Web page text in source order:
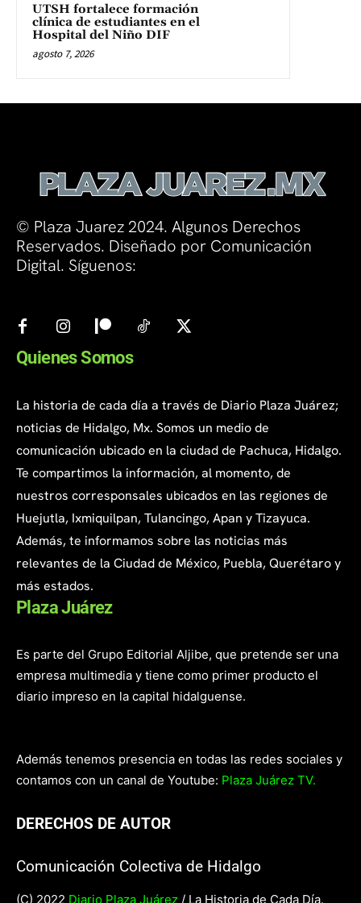
UTSH fortalece formación
clínica de estudiantes en el
Hospital del Niño DIF
agosto 7, 2026
© Plaza Juarez 2024. Algunos Derechos
Reservados. Diseñado por Comunicación
Digital. Síguenos:
Quienes Somos
La historia de cada día a través de Diario Plaza Juárez;
noticias de Hidalgo, Mx. Somos un medio de
comunicación ubicado en la ciudad de Pachuca, Hidalgo.
Te compartimos la información, al momento, de
nuestros corresponsales ubicados en las regiones de
Huejutla, Ixmiquilpan, Tulancingo, Apan y Tizayuca.
Además, te informamos sobre las noticias más
relevantes de la Ciudad de México, Puebla, Querétaro y
más estados.
Plaza Juárez
Es parte del Grupo Editorial Aljibe, que pretende ser una
empresa multimedia y tiene como primer producto el
diario impreso en la capital hidalguense.
Además tenemos presencia en todas las redes sociales y
contamos con un canal de Youtube: Plaza Juárez TV.
DERECHOS DE AUTOR
Comunicación Colectiva de Hidalgo
(C) 2022 Diario Plaza Juárez / La Historia de Cada Día.